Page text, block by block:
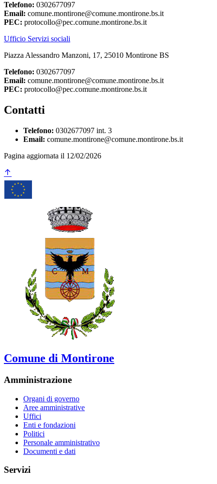
Telefono: 0302677097
Email: comune.montirone@comune.montirone.bs.it
PEC: protocollo@pec.comune.montirone.bs.it
Ufficio Servizi sociali
Piazza Alessandro Manzoni, 17, 25010 Montirone BS
Telefono: 0302677097
Email: comune.montirone@comune.montirone.bs.it
PEC: protocollo@pec.comune.montirone.bs.it
Contatti
Telefono: 0302677097 int. 3
Email: comune.montirone@comune.montirone.bs.it
Pagina aggiornata il 12/02/2026
Comune di Montirone
Amministrazione
Organi di governo
Aree amministrative
Uffici
Enti e fondazioni
Politici
Personale amministrativo
Documenti e dati
Servizi